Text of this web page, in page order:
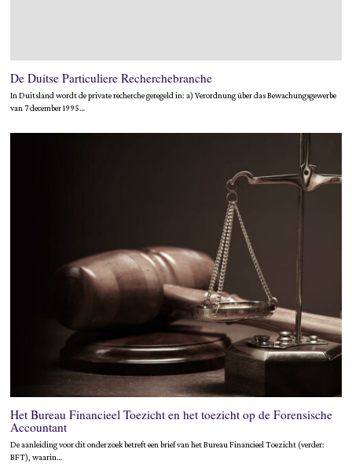
De Duitse Particuliere Recherchebranche
In Duitsland wordt de private recherche geregeld in: a) Verordnung über das Bewachungsgewerbe
van 7 december 1995…
Het Bureau Financieel Toezicht en het toezicht op de Forensische
Accountant
De aanleiding voor dit onderzoek betreft een brief van het Bureau Financieel Toezicht (verder:
BFT), waarin…